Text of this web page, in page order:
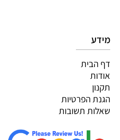
מידע
דף הבית
אודות
תקנון
הגנת הפרטיות
שאלות תשובות